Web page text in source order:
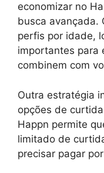
economizar no
busca avançada.
perfis por idade,
importantes para
combinem com
Outra estratégia
opções de
Happn permite
limitado de
precisar pagar